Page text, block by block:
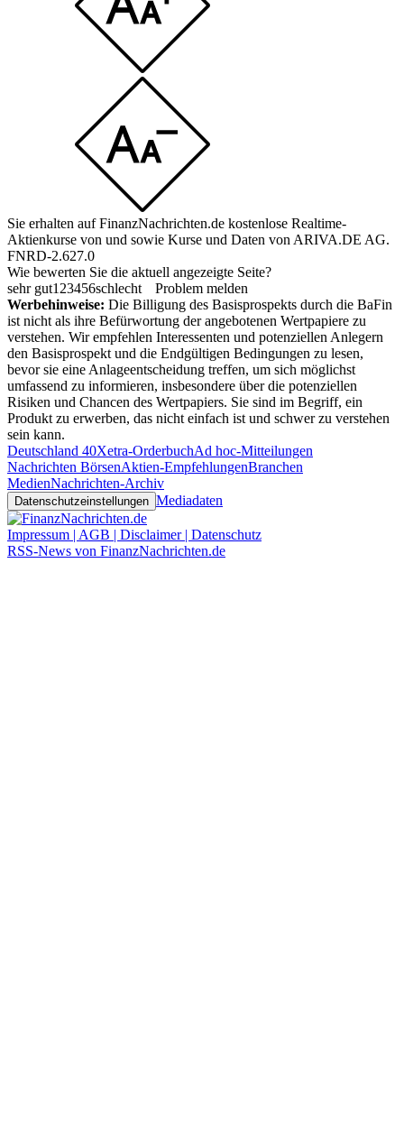
Sie erhalten auf FinanzNachrichten.de kostenlose Realtime-
Aktienkurse von und sowie Kurse und Daten von ARIVA.DE AG.
FNRD-2.627.0
Wie bewerten Sie die aktuell angezeigte Seite?
sehr gut1 23456schlecht
Problem melden
Werbehinweise: Die Billigung des Basisprospekts durch die BaFin
ist nicht als ihre Befürwortung der angebotenen Wertpapiere zu
verstehen. Wir empfehlen Interessenten und potenziellen Anlegern
den Basisprospekt und die Endgültigen Bedingungen zu lesen,
bevor sie eine Anlageentscheidung treffen, um sich möglichst
umfassend zu informieren, insbesondere über die potenziellen
Risiken und Chancen des Wertpapiers. Sie sind im Begriff, ein
Produkt zu erwerben, das nicht einfach ist und schwer zu verstehen
sein kann.
Deutschland 40Xetra-OrderbuchAd hoc-Mitteilungen
Nachrichten BörsenAktien-EmpfehlungenBranchen
MedienNachrichten-Archiv
Datenschutzeinstellungen Mediadaten
Impressum | AGB | Disclaimer | Datenschutz
RSS-News von FinanzNachrichten.de